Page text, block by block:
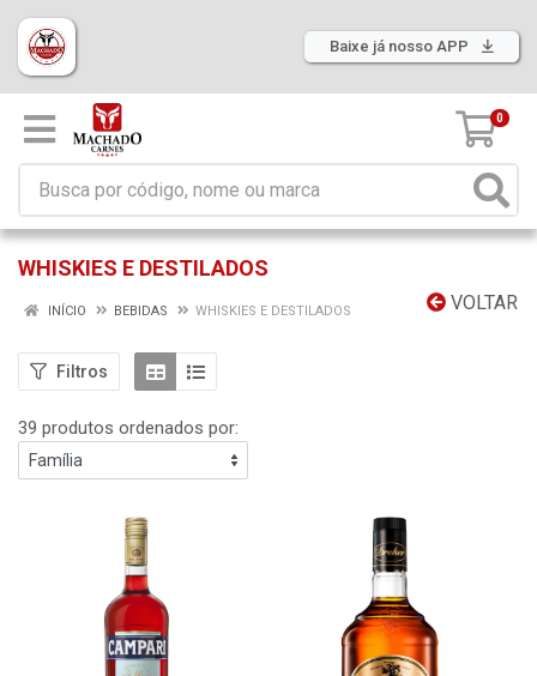
Baixe já nosso APP
0
WHISKIES E DESTILADOS
VOLTAR
INÍCIO BEBIDAS WHISKIES E DESTILADOS
Filtros
39 produtos ordenados por: